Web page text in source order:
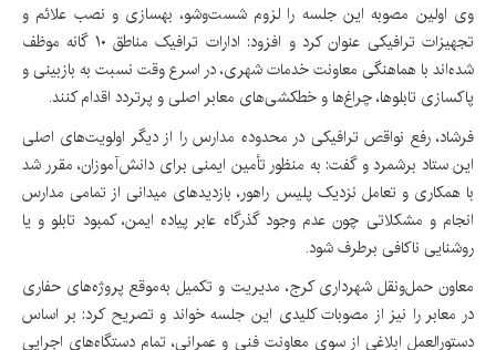
وی اولین مصوبه این جلسه را لزوم شست‌وشو، بهسازی و نصب علائم و
تجهیزات ترافیکی عنوان کرد و افزود: ادارات ترافیک مناطق ۱۰ گانه موظف
شده‌اند با هماهنگی معاونت خدمات شهری، در اسرع وقت نسبت به بازبینی و
پاکسازی تابلوها، چراغ‌ها و خطکشی‌های معابر اصلی و پرتردد اقدام کنند.
فرشاد، رفع نواقص ترافیکی در محدوده مدارس را از دیگر اولویت‌های اصلی
این ستاد برشمرد و گفت: به منظور تأمین ایمنی برای دانش‌آموزان، مقرر شد
با همکاری و تعامل نزدیک پلیس راهور، بازدیدهای میدانی از تمامی مدارس
انجام و مشکلاتی چون عدم وجود گذرگاه عابر پیاده ایمن، کمبود تابلو و یا
روشنایی ناکافی برطرف شود.
معاون حمل‌ونقل شهرداری کرج، مدیریت و تکمیل به‌موقع پروژه‌های حفاری
در معابر را نیز از مصوبات کلیدی این جلسه خواند و تصریح کرد: بر اساس
دستورالعمل ابلاغی از سوی معاونت فنی و عمرانی، تمام دستگاه‌های اجرایی